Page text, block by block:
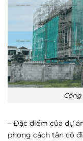
– Đặc điểm của dự
phong cách tân cổ